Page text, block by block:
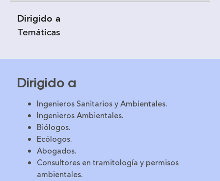
Dirigido a
Temáticas
Dirigido a
Ingenieros Sanitarios y Ambientales.
Ingenieros Ambientales.
Biólogos.
Ecólogos.
Abogados.
Consultores en tramitología y permisos
ambientales.